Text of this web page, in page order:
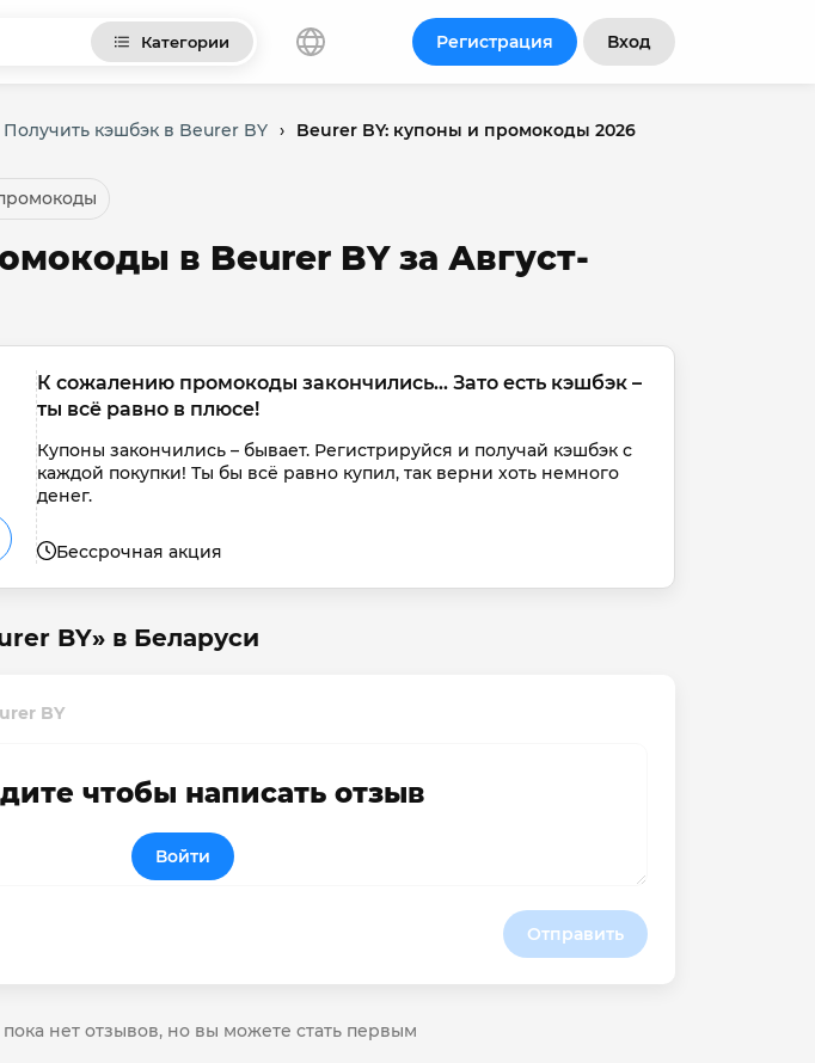
Категории Регистрация Вход
Получить кэшбэк в Beurer BY › Beurer BY: купоны и промокоды 2026
в Beurer BY за Август-
К сожалению промокоды закончились... Зато есть кэшбэк –
ты всё равно в плюсе!
Купоны закончились – бывает. Регистрируйся и получай кэшбэк с
каждой покупки! Ты бы всё равно купил, так верни хоть немного
денег.
Бессрочная акция
BY» в Беларуси
BY
Отправить
чтобы написать отзыв
Войти
пока нет отзывов, но вы можете стать первым